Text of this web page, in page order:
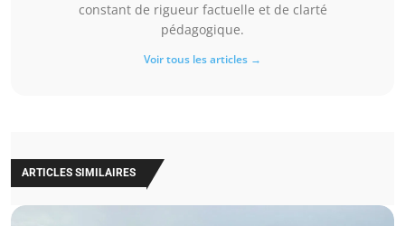
constant de rigueur factuelle et de clarté
pédagogique.
Voir tous les articles →
ARTICLES SIMILAIRES